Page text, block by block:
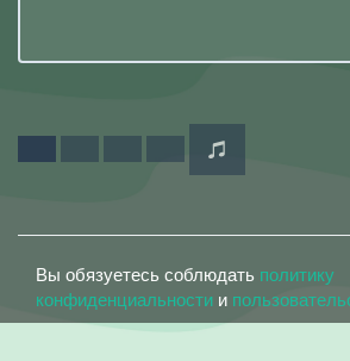
Вы обязуетесь соблюдать политику
конфиденциальности и